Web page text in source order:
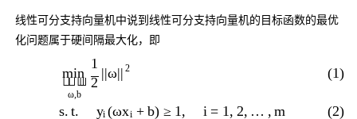
线性可分支持向量机中说到线性可分支持向量机的目标函数的最优
化问题属于硬间隔最大化，即
min
 

ω, b
1
2
||ω|| 2
s. t. yi (ωxi + b) ≥ 1 , i = 1 , 2, … , m
(1)
(2)